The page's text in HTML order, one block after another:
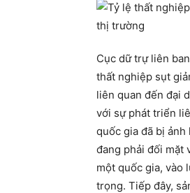
Cục dữ trự liên
thất nghiệp sụt
liên quan đến đại
với sự phát triển
quốc gia đã bị
đang phải đối mặt
một quốc gia, vào
trọng. Tiếp đây,